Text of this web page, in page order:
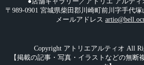
〒989-0901 宮城県柴田郡川崎町前川字手代
メールアドレス
Copyright アトリエアルティオ All
【掲載の記事・写真・イラストなどの無断